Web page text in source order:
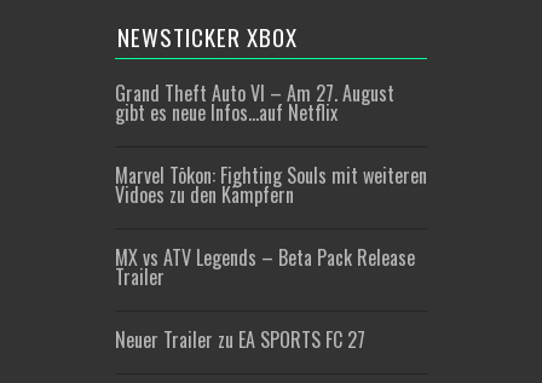
NEWSTICKER XBOX
Grand Theft Auto VI – Am 27. August
gibt es neue Infos…auf Netflix
Marvel Tōkon: Fighting Souls mit weiteren
Vidoes zu den Kämpfern
MX vs ATV Legends – Beta Pack Release
Trailer
Neuer Trailer zu EA SPORTS FC 27